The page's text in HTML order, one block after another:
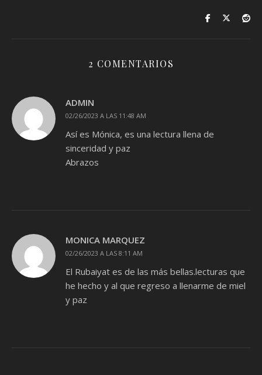
2 COMENTARIOS
ADMIN
02/26/2023 A LAS 11:48 AM
Así es Mónica, es una lectura llena de
sinceridad y paz
Abrazos
MONICA MARQUEZ
02/26/2023 A LAS 8:11 AM
El Rubaiyat es de las más bellas.lecturas que
he hecho y al que regreso a llenarme de miel
y paz